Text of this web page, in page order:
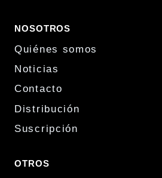
NOSOTROS
Quiénes somos
Noticias
Contacto
Distribución
Suscripción
OTROS